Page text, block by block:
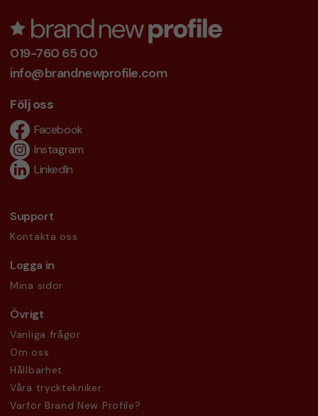
019-760 65 00
info@brandnewprofile.com
Följ oss
Facebook
Instagram
LinkedIn
Support
Kontakta oss
Logga in
Mina sidor
Övrigt
Vanliga frågor
Om oss
Hållbarhet
Våra trycktekniker
Varför Brand New Profile?